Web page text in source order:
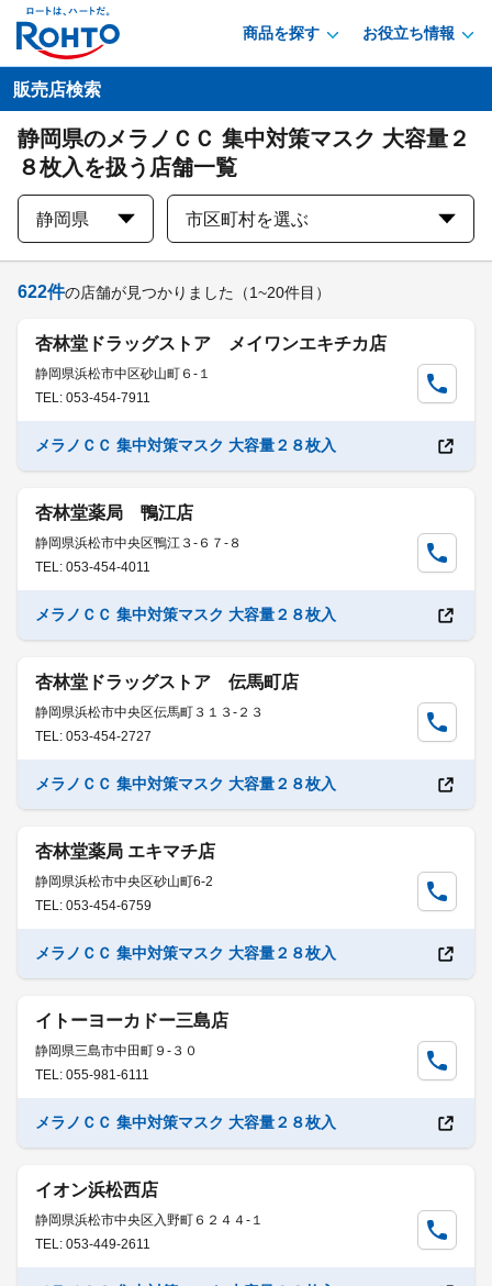
商品を探す お役立ち情報
販売店検索
静岡県のメラノＣＣ 集中対策マスク 大容量２
８枚入を扱う店舗一覧
静岡県 市区町村を選ぶ
622件の店舗が見つかりました （1~20件目）
杏林堂ドラッグストア メイワンエキチカ店
静岡県浜松市中区砂山町６-１
TEL: 053-454-7911
メラノＣＣ 集中対策マスク 大容量２８枚入
杏林堂薬局 鴨江店
静岡県浜松市中央区鴨江３-６７-８
TEL: 053-454-4011
メラノＣＣ 集中対策マスク 大容量２８枚入
杏林堂ドラッグストア 伝馬町店
静岡県浜松市中央区伝馬町３１３-２３
TEL: 053-454-2727
メラノＣＣ 集中対策マスク 大容量２８枚入
杏林堂薬局 エキマチ店
静岡県浜松市中央区砂山町6-2
TEL: 053-454-6759
メラノＣＣ 集中対策マスク 大容量２８枚入
イトーヨーカドー三島店
静岡県三島市中田町９-３０
TEL: 055-981-6111
メラノＣＣ 集中対策マスク 大容量２８枚入
イオン浜松西店
静岡県浜松市中央区入野町６２４４-１
TEL: 053-449-2611